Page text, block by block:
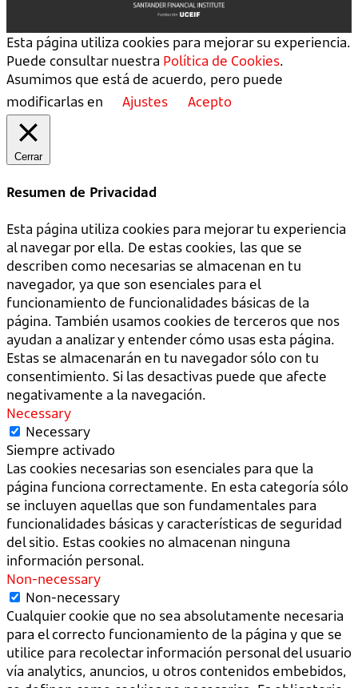
Esta página utiliza cookies para mejorar su experiencia.
Puede consultar nuestra Política de Cookies.
Asumimos que está de acuerdo, pero puede
modificarlas en
Ajustes Acepto
Cerrar
Resumen de Privacidad
Esta página utiliza cookies para mejorar tu experiencia
al navegar por ella. De estas cookies, las que se
describen como necesarias se almacenan en tu
navegador, ya que son esenciales para el
funcionamiento de funcionalidades básicas de la
página. También usamos cookies de terceros que nos
ayudan a analizar y entender cómo usas esta página.
Estas se almacenarán en tu navegador sólo con tu
consentimiento. Si las desactivas puede que afecte
negativamente a la navegación.
Necessary
Necessary
Siempre activado
Las cookies necesarias son esenciales para que la
página funciona correctamente. En esta categoría sólo
se incluyen aquellas que son fundamentales para
funcionalidades básicas y características de seguridad
del sitio. Estas cookies no almacenan ninguna
información personal.
Non-necessary
Non-necessary
Cualquier cookie que no sea absolutamente necesaria
para el correcto funcionamiento de la página y que se
utilice para recolectar información personal del usuario
vía analytics, anuncios, u otros contenidos embebidos,